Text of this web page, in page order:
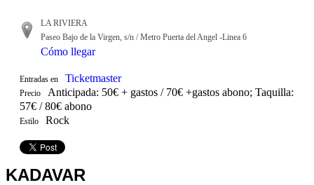
LA RIVIERA
Paseo Bajo de la Virgen, s/n / Metro Puerta del Angel -Linea 6
Cómo llegar
Entradas en Ticketmaster
Precio
Anticipada: 50€ + gastos / 70€ +gastos abono; Taquilla:
57€ / 80€ abono
Estilo Rock
KADAVAR